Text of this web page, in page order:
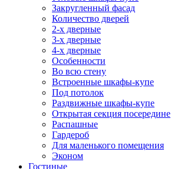
Закругленный фасад
Количество дверей
2-х дверные
3-х дверные
4-х дверные
Особенности
Во всю стену
Встроенные шкафы-купе
Под потолок
Раздвижные шкафы-купе
Открытая секция посередине
Распашные
Гардероб
Для маленького помещения
Эконом
Гостиные